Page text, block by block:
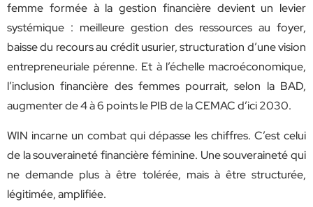
femme formée à la gestion financière devient un levier
systémique : meilleure gestion des ressources au foyer,
baisse du recours au crédit usurier, structuration d’une vision
entrepreneuriale pérenne. Et à l’échelle macroéconomique,
l’inclusion financière des femmes pourrait, selon la BAD,
augmenter de 4 à 6 points le PIB de la CEMAC d’ici 2030.
WIN incarne un combat qui dépasse les chiffres. C’est celui
de la souveraineté financière féminine. Une souveraineté qui
ne demande plus à être tolérée, mais à être structurée,
légitimée, amplifiée.